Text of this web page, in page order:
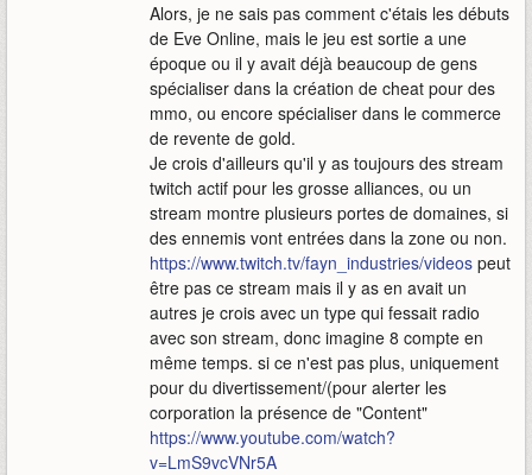
Alors, je ne sais pas comment c'étais les débuts
de Eve Online, mais le jeu est sortie a une
époque ou il y avait déjà beaucoup de gens
spécialiser dans la création de cheat pour des
mmo, ou encore spécialiser dans le commerce
de revente de gold.
Je crois d'ailleurs qu'il y as toujours des stream
twitch actif pour les grosse alliances, ou un
stream montre plusieurs portes de domaines, si
des ennemis vont entrées dans la zone ou non.
https://www.twitch.tv/fayn_industries/videos peut
être pas ce stream mais il y as en avait un
autres je crois avec un type qui fessait radio
avec son stream, donc imagine 8 compte en
même temps. si ce n'est pas plus, uniquement
pour du divertissement/(pour alerter les
corporation la présence de "Content"
https://www.youtube.com/watch?
v=LmS9vcVNr5A